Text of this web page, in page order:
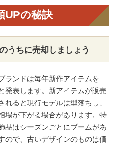
UPの秘訣
うちに売却しましょう
ランドは毎年新作アイテムを
発表します。新アイテムが販売
れると現行モデルは型落ちし、
場が下がる場合があります。特
品はシーズンごとにブームがあ
ので、古いデザインのものは価